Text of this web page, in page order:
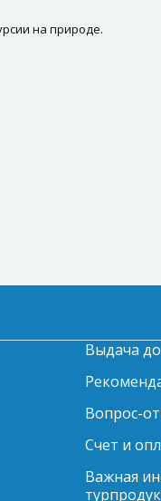
на природе.
Выдача
Вопрос-
Счет и
Важная